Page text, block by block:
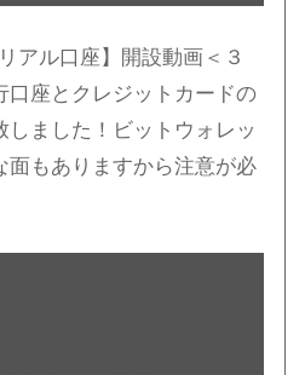
アル口座】開設動画＜３
口座とクレジットカードの
しました！ビットウォレッ
面もありますから注意が必